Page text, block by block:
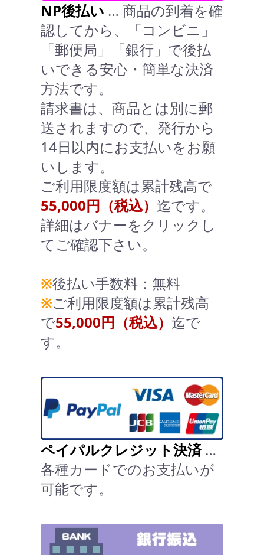
NP後払い … 商品の到着を確
認してから、「コンビニ」
「郵便局」「銀行」で後払
いできる安心・簡単な決済
方法です。
請求書は、商品とは別に郵
送されますので、発行から
14日以内にお支払いをお願
いします。
ご利用限度額は累計残高で
55,000円（税込） 迄です。
詳細はバナーをクリックし
てご確認下さい。
※後払い手数料：無料
※ご利用限度額は累計残高
で55,000円（税込） 迄で
す。
ペイパルクレジット決済…
各種カードでのお支払いが
可能です。